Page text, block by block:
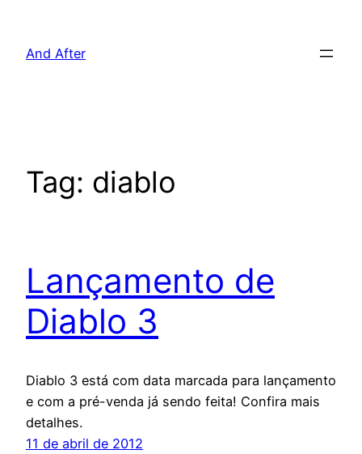
And After
Tag: diablo
Lançamento de
Diablo 3
Diablo 3 está com data marcada para lançamento
e com a pré-venda já sendo feita! Confira mais
detalhes.
11 de abril de 2012